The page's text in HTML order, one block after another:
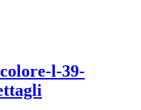
l-39-